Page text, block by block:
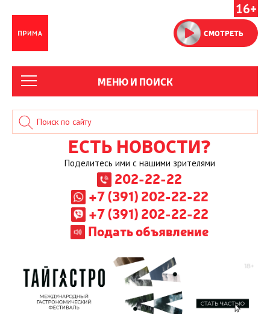
16+
СМОТРЕТЬ
МЕНЮ И ПОИСК
ЕСТЬ НОВОСТИ?
Поделитесь ими с нашими зрителями
202-22-22
+7 (391) 202-22-22
+7 (391) 202-22-22
Подать объявление